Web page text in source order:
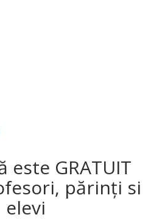
este GRATUIT
părinți si
elevi